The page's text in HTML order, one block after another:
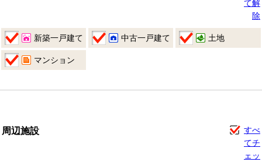
て解
除
新築一戸建て
中古一戸建て
土地
マンション
周辺施設
すべ
てチ
ェッ